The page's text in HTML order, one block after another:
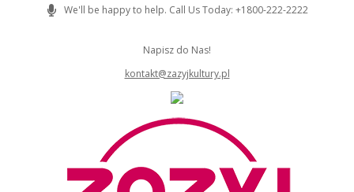
We'll be happy to help. Call Us Today: +1800-222-2222
Napisz do Nas!
kontakt@zazyjkultury.pl